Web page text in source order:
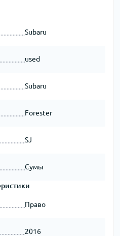
Subaru
used
Subaru
Forester
SJ
Сумы
Право
2016